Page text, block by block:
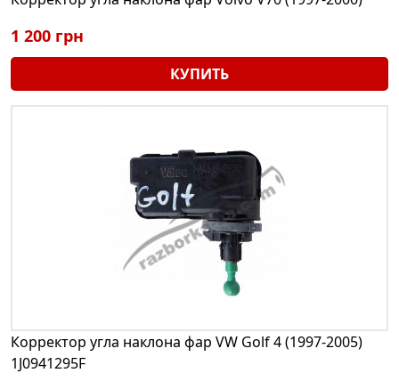
1 200 грн
КУПИТЬ
Корректор угла наклона фар VW Golf 4 (1997-2005)
1J0941295F